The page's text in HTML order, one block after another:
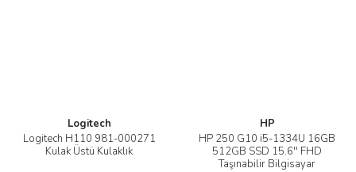
Logitech
Logitech H110 981-000271
Kulak Üstü Kulaklık
HP
HP 250 G10 i5-1334U 16GB
512GB SSD 15.6'' FHD
Taşınabilir Bilgisayar